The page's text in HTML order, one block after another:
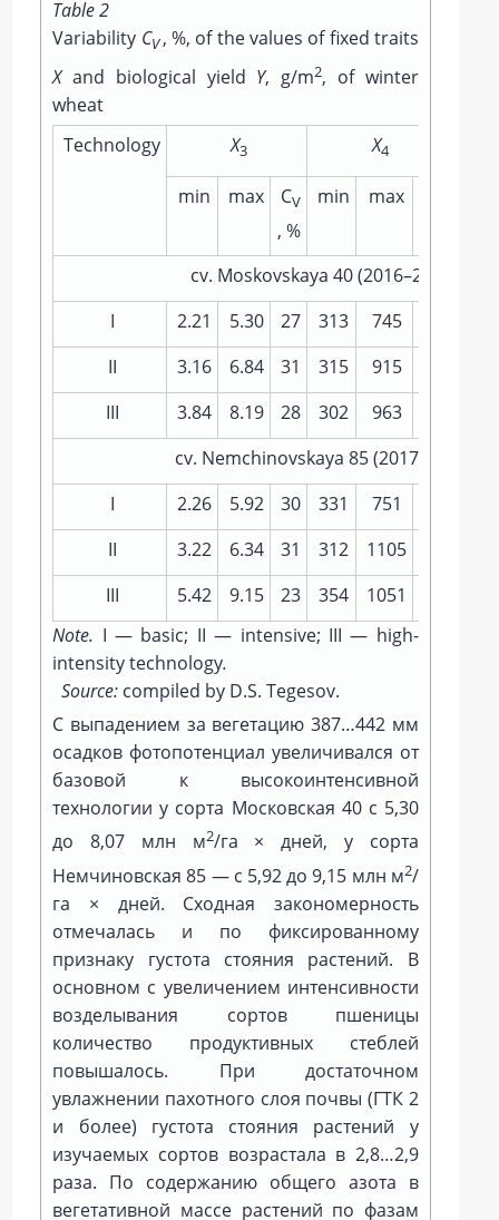
Table 2
Variability СV, %, of the values of fixed traits
Xand biological yield Y, g/m2, of winter
wheat
Technology
Х3 Х4
min max СV
, %
min max
cv. Moskovskaya 40 (2016–2024, 9
I
2.21 5.30 27 313 745
II
3.16 6.84 31 315 915
III
3.84 8.19 28 302 963
cv. Nemchinovskaya 85 (2017–2024, 8
I
2.26 5.92 30 331 751
II
3.22 6.34 31 312 1105
III
5.42 9.15 23 354 1051
Note. I — basic; II — intensive; III — high-
intensity technology.
Source: compiled by D.S. Tegesov.
С выпадением за вегетацию 387…442 мм
осадков фотопотенциал увеличивался от
базовой к высокоинтенсивной
технологии у сорта Московская 40 с 5,30
до 8,07 млн м2/га × дней, у сорта
Немчиновская 85 — с 5,92 до 9,15 млн м2/
га × дней. Сходная закономерность
отмечалась и по фиксированному
признаку густота стояния растений. В
основном с увеличением интенсивности
возделывания сортов пшеницы
количество продуктивных стеблей
повышалось. При достаточном
увлажнении пахотного слоя почвы (ГТК 2
и более) густота стояния растений у
изучаемых сортов возрастала в 2,8…2,9
раза. По содержанию общего азота в
вегетативной массе растений по фазам